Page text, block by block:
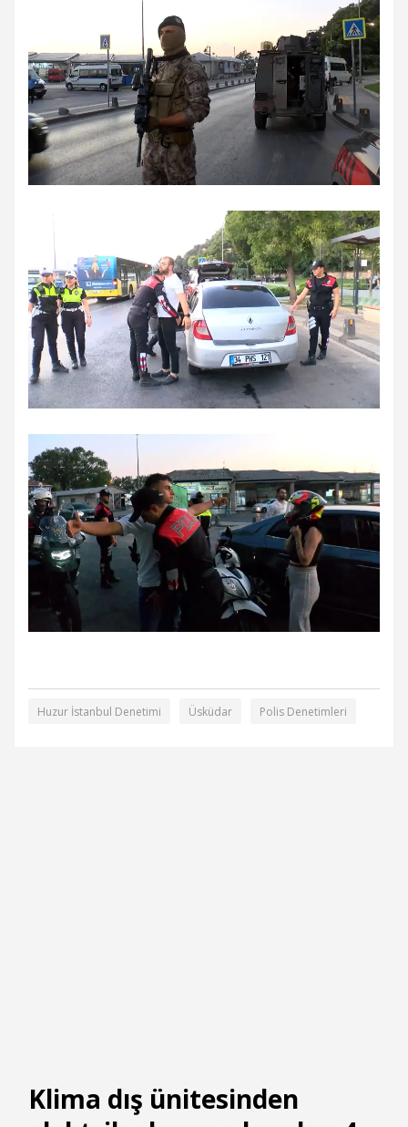
Huzur İstanbul Denetimi Üsküdar Polis Denetimleri
Klima dış ünitesinden